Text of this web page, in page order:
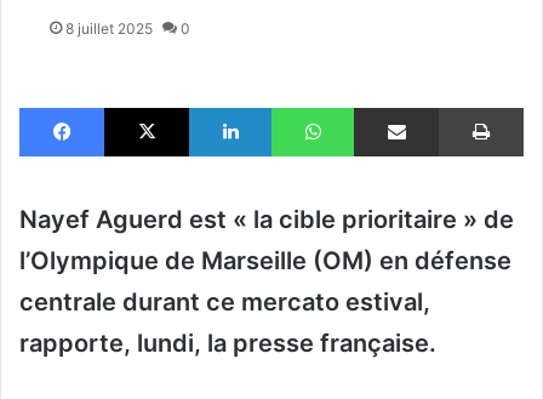
8 juillet 2025 0
Facebook X Linkedin WhatsApp Partager par email
Nayef Aguerd est « la cible prioritaire » de
l’Olympique de Marseille (OM) en défense
centrale durant ce mercato estival,
rapporte, lundi, la presse française.